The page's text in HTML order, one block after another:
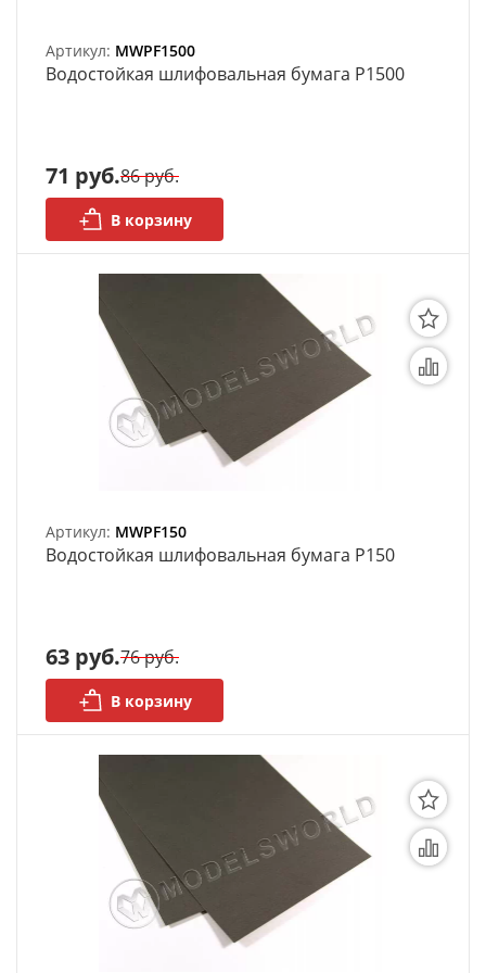
Артикул: MWPF1500
Bодостойкая шлифовальная бумага P1500
71 руб.86 руб.
В корзину
Артикул: MWPF150
Bодостойкая шлифовальная бумага P150
63 руб.76 руб.
В корзину